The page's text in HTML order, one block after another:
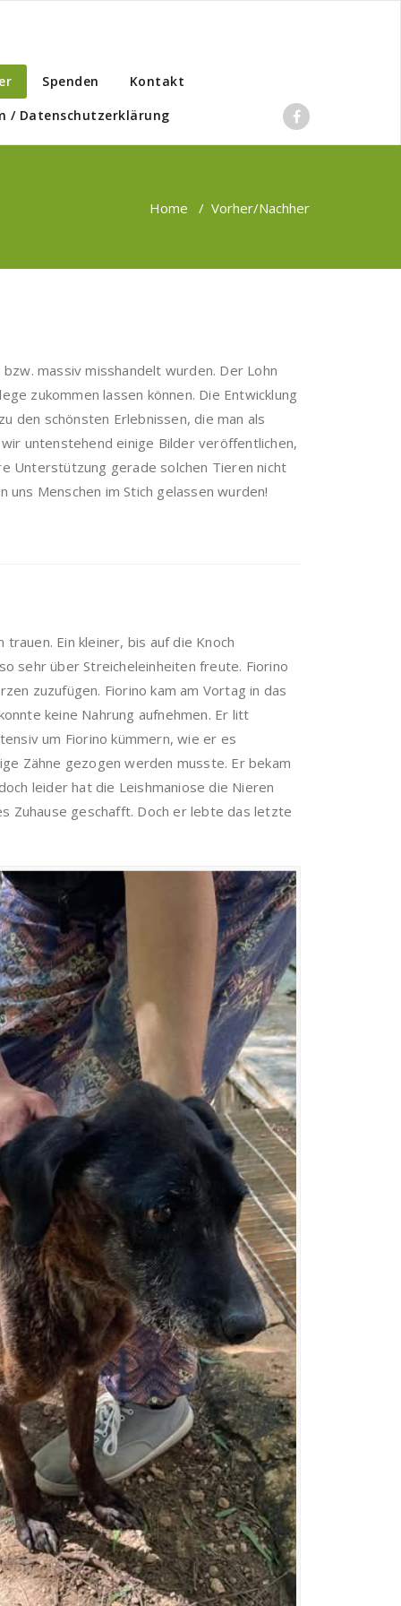
Spenden
Kontakt
/ Datenschutzerklärung
Home / Vorher/Nachher
massiv misshandelt wurden. Der Lohn
zukommen lassen können. Die Entwicklung
den schönsten Erlebnissen, die man als
untenstehend einige Bilder veröffentlichen,
Unterstützung gerade solchen Tieren nicht
Menschen im Stich gelassen wurden!
Ein kleiner, bis auf die Knoch
sehr über Streicheleinheiten freute. Fiorino
zuzufügen. Fiorino kam am Vortag in das
keine Nahrung aufnehmen. Er litt
um Fiorino kümmern, wie er es
Zähne gezogen werden musste. Er bekam
leider hat die Leishmaniose die Nieren
Zuhause geschafft. Doch er lebte das letzte